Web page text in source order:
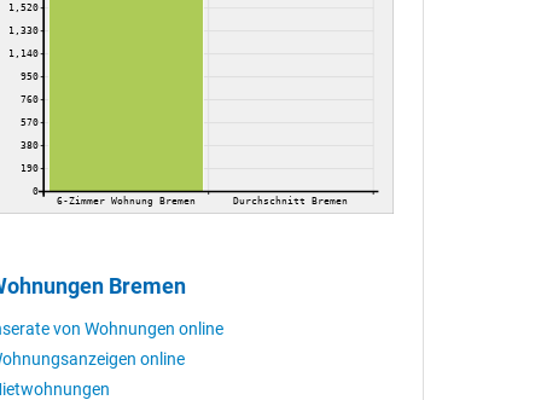
0
190
380
570
760
950
1,140
1,330
1,520
6-Zimmer Wohnung Bremen Durchschnitt Bremen
Bremen
von Wohnungen online
online